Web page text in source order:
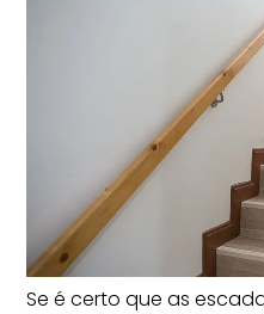
Se é certo que as